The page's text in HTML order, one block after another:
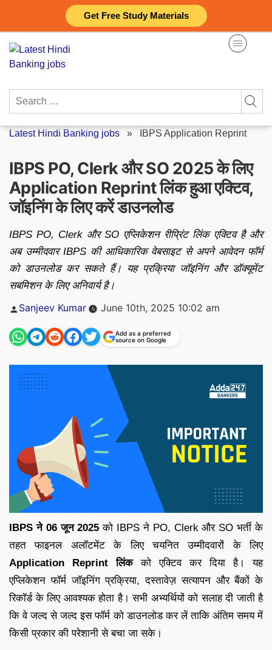
Get Free Study Materials
content
Search
Latest Hindi Banking jobs » IBPS Application Reprint
IBPS PO, Clerk और SO 2025 के लिए
Application Reprint लिंक हुआ एक्टिव,
जॉइनिंग के लिए करें डाउनलोड
IBPS PO, Clerk और SO एप्लिकेशन रीप्रिंट लिंक एक्टिव है और
अब उम्मीदवार IBPS की आधिकारिक वेबसाइट से अपने आवेदन फॉर्म
को डाउनलोड कर सकते हैं। यह प्रक्रिया जॉइनिंग और डॉक्यूमेंट
सबमिशन के लिए अनिवार्य है।
Posted
Sanjeev Kumar June 10th, 2025 10:02 am
Add as a preferred
source on Google
IBPS ने 06 जून 2025 को IBPS ने PO, Clerk और SO भर्ती के
तहत फाइनल अलॉटमेंट के लिए चयनित उम्मीदवारों के लिए
Application Reprint लिंकको एक्टिव कर दिया है। यह
एप्लिकेशन फॉर्म जॉइनिंग प्रक्रिया, दस्तावेज़ सत्यापन और बैंकों के
रिकॉर्ड के लिए आवश्यक होता है। सभी अभ्यर्थियों को सलाह दी जाती है
कि वे जल्द से जल्द इस फॉर्म को डाउनलोड कर लें ताकि अंतिम समय में
किसी प्रकार की परेशानी से बचा जा सके।